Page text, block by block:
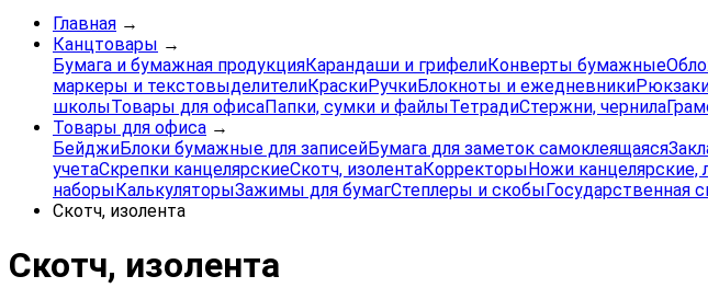
Главная →
Канцтовары →
Бумага и бумажная продукцияКарандаши и грифелиКонверты бумажные
маркеры и текстовыделителиКраскиРучкиБлокноты и ежедневники
школыТовары для офисаПапки, сумки и файлыТетрадиСтержни, чернила
Товары для офиса →
БейджиБлоки бумажные для записейБумага для заметок самоклеящаяся
учетаСкрепки канцелярскиеСкотч, изолентаКорректорыНожи канцелярские,
наборыКалькуляторыЗажимы для бумагСтеплеры и скобыГосударственная
Скотч, изолента
Скотч, изолента